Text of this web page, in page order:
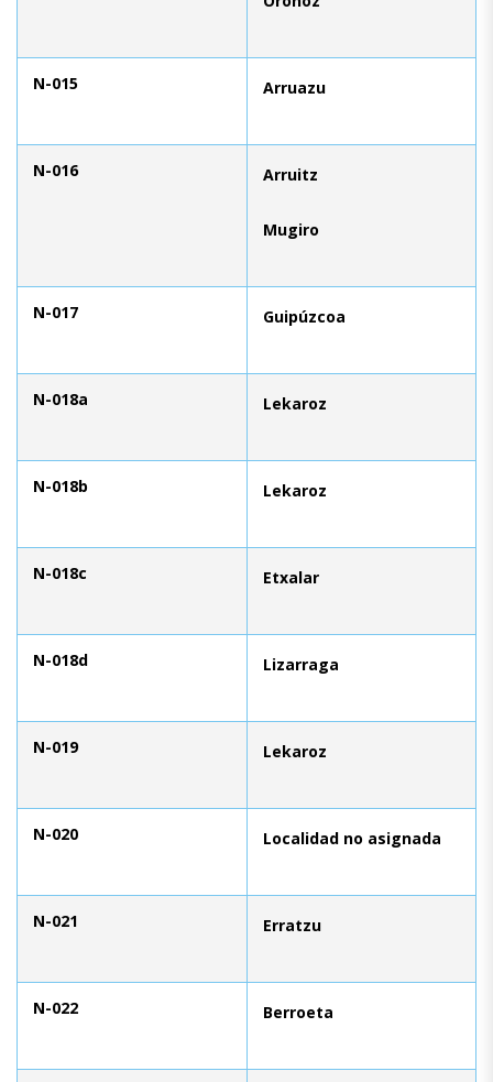
N-015 Arruazu
N-016 Arruitz
Mugiro
N-017 Guipúzcoa
N-018a Lekaroz
N-018b Lekaroz
N-018c Etxalar
N-018d Lizarraga
N-019 Lekaroz
N-020 Localidad no asignada
N-021 Erratzu
N-022 Berroeta